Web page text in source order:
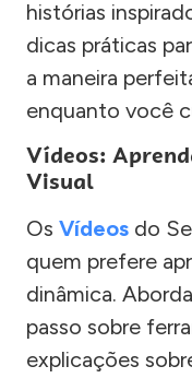
histórias
dicas práticas
a maneira
enquanto você
Vídeos:
Visual
Os Vídeos do
quem prefere
dinâmica.
passo sobre
explicações